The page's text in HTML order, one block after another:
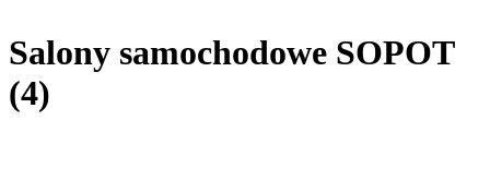
Salony samochodowe SOPOT
(4)